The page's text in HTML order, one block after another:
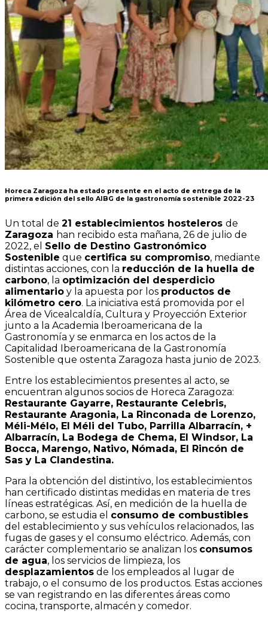
Horeca Zaragoza ha estado presente en el acto de entrega de la
primera edición del sello AIBG de la gastronomía sostenible 2022-23
Un total de 21 establecimientos hosteleros de
Zaragoza han recibido esta mañana, 26 de julio de
2022, el Sello de Destino Gastronómico
Sostenible que certifica su compromiso, mediante
distintas acciones, con la reducción de la huella de
carbono, la optimización del desperdicio
alimentario y la apuesta por los productos de
kilómetro cero. La iniciativa está promovida por el
Área de Vicealcaldía, Cultura y Proyección Exterior
junto a la Academia Iberoamericana de la
Gastronomía y se enmarca en los actos de la
Capitalidad Iberoamericana de la Gastronomía
Sostenible que ostenta Zaragoza hasta junio de 2023.
Entre los establecimientos presentes al acto, se
encuentran algunos socios de Horeca Zaragoza:
Restaurante Gayarre, Restaurante Celebris,
Restaurante Aragonia, La Rinconada de Lorenzo,
Méli-Mélo, El Méli del Tubo, Parrilla Albarracín, +
Albarracín, La Bodega de Chema, El Windsor, La
Bocca, Marengo, Nativo, Nómada, El Rincón de
Sas y La Clandestina.
Para la obtención del distintivo, los establecimientos
han certificado distintas medidas en materia de tres
líneas estratégicas. Así, en medición de la huella de
carbono, se estudia el consumo de combustibles
del establecimiento y sus vehículos relacionados, las
fugas de gases y el consumo eléctrico. Además, con
carácter complementario se analizan los consumos
de agua, los servicios de limpieza, los
desplazamientos de los empleados al lugar de
trabajo, o el consumo de los productos. Estas acciones
se van registrando en las diferentes áreas como
cocina, transporte, almacén y comedor.